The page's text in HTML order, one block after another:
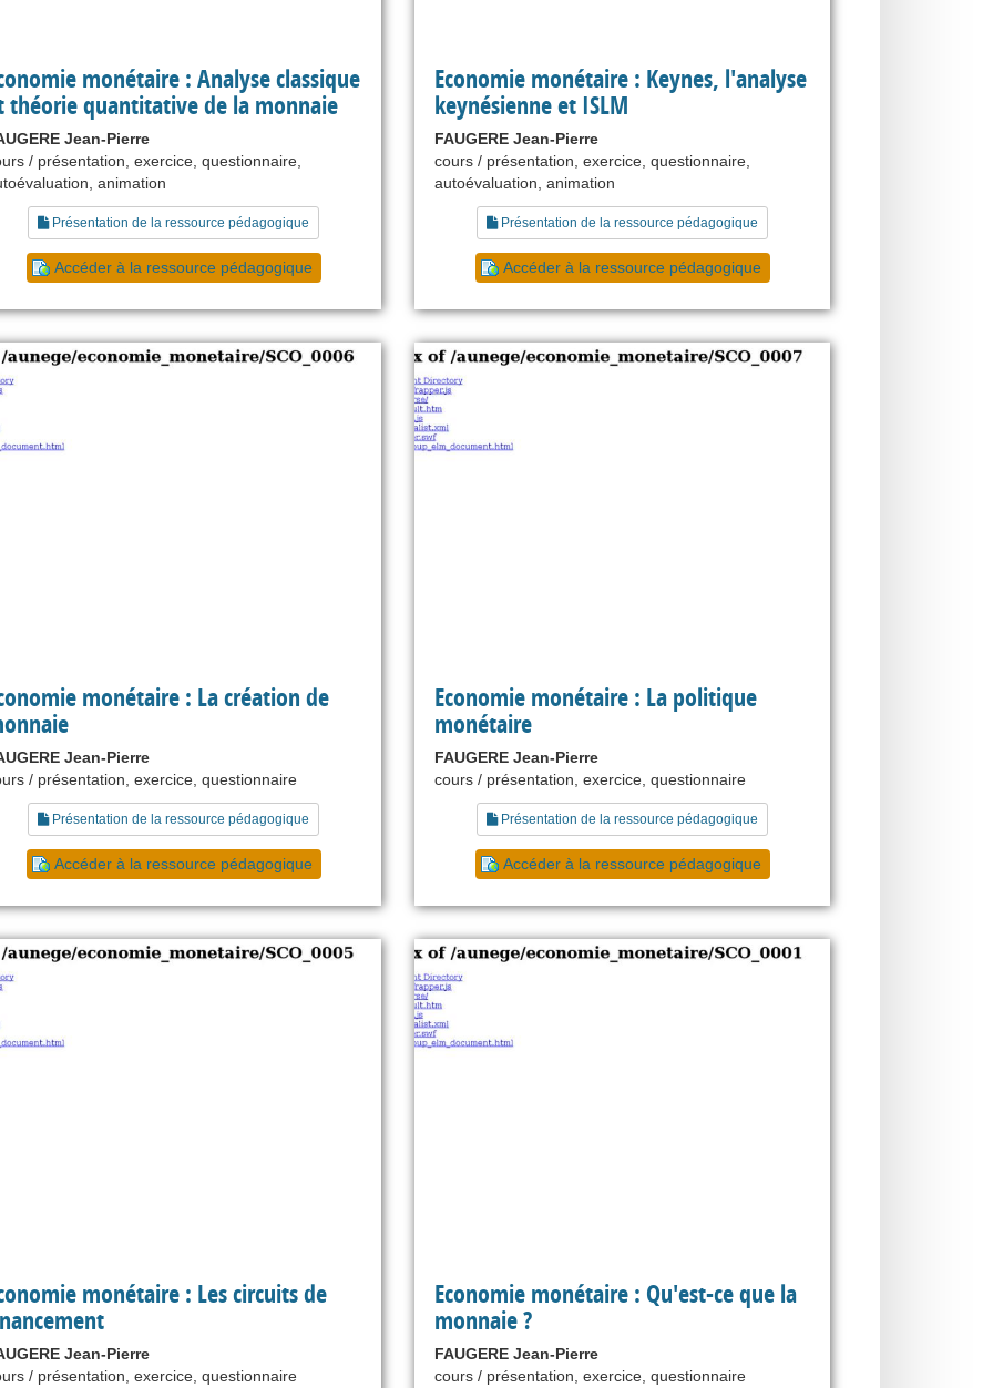
monétaire : Analyse classique
théorie quantitative de la monnaie
Jean-Pierre
/ présentation, exercice, questionnaire,
animation
Présentation de la ressource pédagogique
Accéder à la ressource pédagogique
Economie monétaire : Keynes, l'analyse
keynésienne et ISLM
FAUGERE Jean-Pierre
cours / présentation, exercice, questionnaire,
autoévaluation, animation
Présentation de la ressource pédagogique
Accéder à la ressource pédagogique
monétaire : La création de
Jean-Pierre
/ présentation, exercice, questionnaire
Présentation de la ressource pédagogique
Accéder à la ressource pédagogique
Economie monétaire : La politique
monétaire
FAUGERE Jean-Pierre
cours / présentation, exercice, questionnaire
Présentation de la ressource pédagogique
Accéder à la ressource pédagogique
monétaire : Les circuits de
Jean-Pierre
/ présentation, exercice, questionnaire
Economie monétaire : Qu'est-ce que la
monnaie ?
FAUGERE Jean-Pierre
cours / présentation, exercice, questionnaire